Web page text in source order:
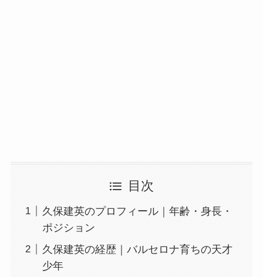
目次
久保建英のプロフィール｜年齢・身長・
ポジション
久保建英の経歴｜バルセロナ育ちの天才
少年